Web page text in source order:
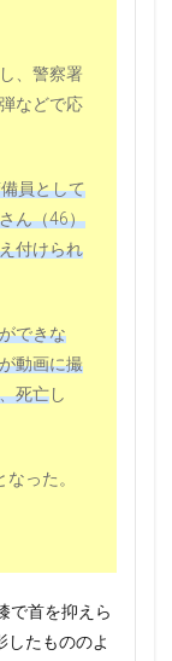
、警察署
などで応
員として
ん（46）
付けられ
できな
動画に撮
死亡し
った。
で首を抑えら
したもののよ